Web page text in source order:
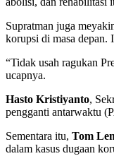
Supratman juga
korupsi di masa depan.
“Tidak usah ragukan
ucapnya.
Hasto Kristiyanto,
pengganti antarwaktu
Sementara itu, Tom
dalam kasus dugaan